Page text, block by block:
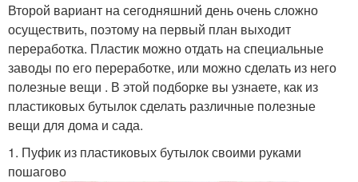
Второй вариант на сегодняшний день очень сложно
осуществить, поэтому на первый план выходит
переработка. Пластик можно отдать на специальные
заводы по его переработке, или можно сделать из него
полезные вещи . В этой подборке вы узнаете, как из
пластиковых бутылок сделать различные полезные
вещи для дома и сада.
1. Пуфик из пластиковых бутылок своими руками
пошагово